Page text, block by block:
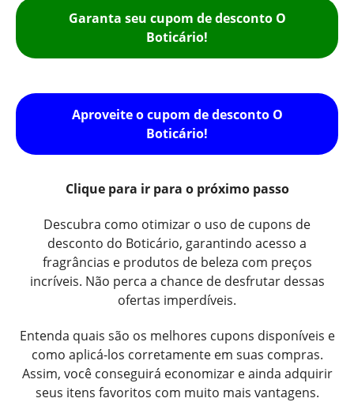
Garanta seu cupom de desconto O
Boticário!
Aproveite o cupom de desconto O
Boticário!
Clique para ir para o próximo passo
Descubra como otimizar o uso de cupons de
desconto do Boticário, garantindo acesso a
fragrâncias e produtos de beleza com preços
incríveis. Não perca a chance de desfrutar dessas
ofertas imperdíveis.
Entenda quais são os melhores cupons disponíveis e
como aplicá-los corretamente em suas compras.
Assim, você conseguirá economizar e ainda adquirir
seus itens favoritos com muito mais vantagens.